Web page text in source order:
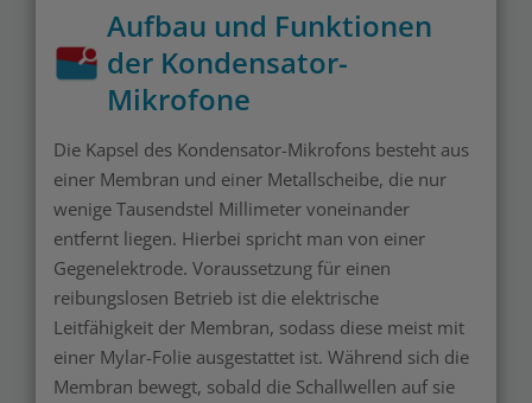
Aufbau und Funktionen
der Kondensator-
Mikrofone
Die Kapsel des Kondensator-Mikrofons besteht aus
einer Membran und einer Metallscheibe, die nur
wenige Tausendstel Millimeter voneinander
entfernt liegen. Hierbei spricht man von einer
Gegenelektrode. Voraussetzung für einen
reibungslosen Betrieb ist die elektrische
Leitfähigkeit der Membran, sodass diese meist mit
einer Mylar-Folie ausgestattet ist. Während sich die
Membran bewegt, sobald die Schallwellen auf sie